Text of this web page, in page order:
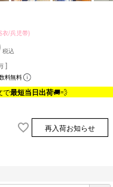
/兵児帯)
税込
]
料無料
で最短当日出荷🚚💨
再入荷お知らせ